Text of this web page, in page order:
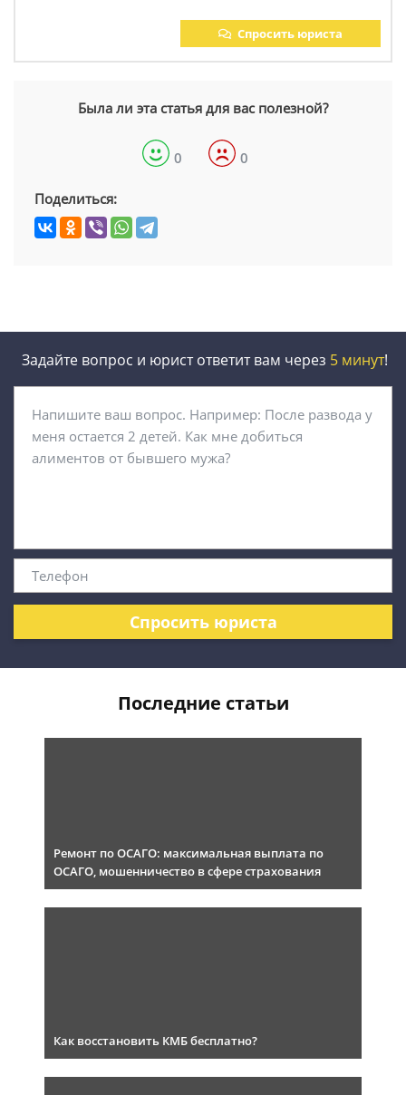
Спросить юриста
Была ли эта статья для вас полезной?
0 0
Поделиться:
Задайте вопрос и юрист ответит вам через 5 минут!
Спросить юриста
Последние статьи
Ремонт по ОСАГО: максимальная выплата по
ОСАГО, мошенничество в сфере страхования
Как восстановить КМБ бесплатно?